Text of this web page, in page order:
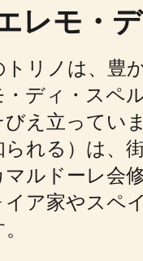
レモ・
リノは、豊
・ディ・スペ
え立ってい
れる）は、
マルドーレ会
イア家やスペ